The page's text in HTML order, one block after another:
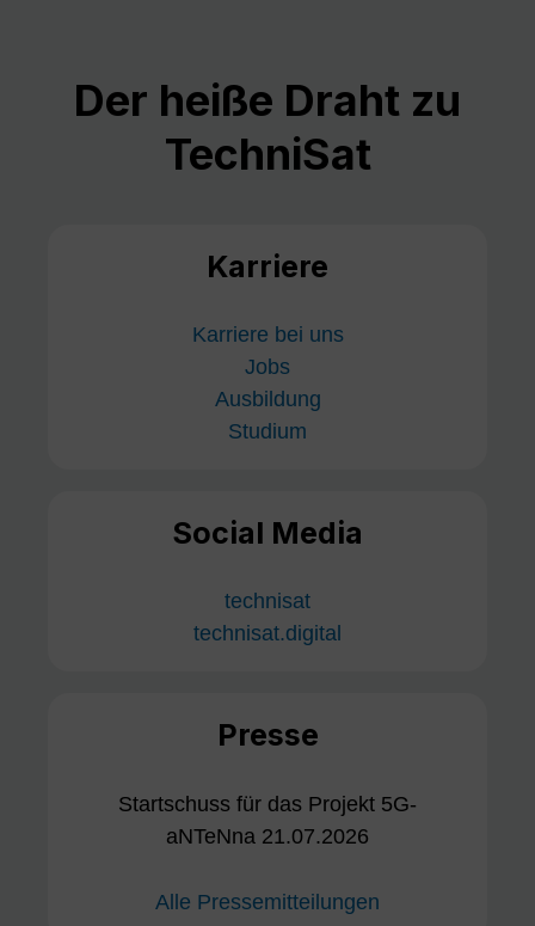
Der heiße Draht zu
TechniSat
Karriere
Karriere bei uns
Jobs
Ausbildung
Studium
Social Media
technisat
technisat.digital
Presse
Startschuss für das Projekt 5G-
aNTeNna 21.07.2026
Alle Pressemitteilungen